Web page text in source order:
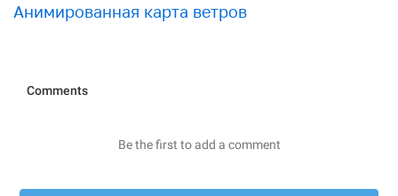
Анимированная карта ветров